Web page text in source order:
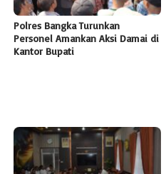
Polres Bangka Turunkan
Personel Amankan Aksi Damai di
Kantor Bupati